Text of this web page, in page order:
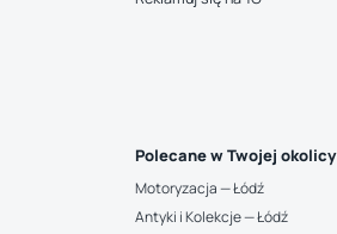
Polecane w Twojej okolicy
Motoryzacja — Łódź
Antyki i Kolekcje — Łódź